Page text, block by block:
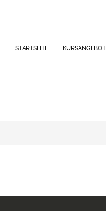
STARTSEITE KURSANGEBOT